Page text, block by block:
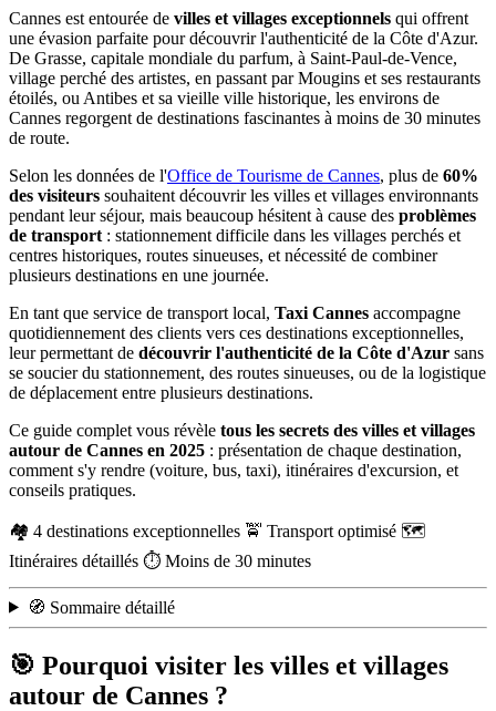
Cannes est entourée de villes et villages exceptionnels qui offrent
une évasion parfaite pour découvrir l'authenticité de la Côte d'Azur.
De Grasse, capitale mondiale du parfum, à Saint-Paul-de-Vence,
village perché des artistes, en passant par Mougins et ses restaurants
étoilés, ou Antibes et sa vieille ville historique, les environs de
Cannes regorgent de destinations fascinantes à moins de 30 minutes
de route.
Selon les données de l'Office de Tourisme de Cannes, plus de 60%
des visiteurs souhaitent découvrir les villes et villages environnants
pendant leur séjour, mais beaucoup hésitent à cause des problèmes
de transport : stationnement difficile dans les villages perchés et
centres historiques, routes sinueuses, et nécessité de combiner
plusieurs destinations en une journée.
En tant que service de transport local, Taxi Cannes accompagne
quotidiennement des clients vers ces destinations exceptionnelles,
leur permettant de découvrir l'authenticité de la Côte d'Azur sans
se soucier du stationnement, des routes sinueuses, ou de la logistique
de déplacement entre plusieurs destinations.
Ce guide complet vous révèle tous les secrets des villes et villages
autour de Cannes en 2025 : présentation de chaque destination,
comment s'y rendre (voiture, bus, taxi), itinéraires d'excursion, et
conseils pratiques.
🏘️ 4 destinations exceptionnelles 🚖 Transport optimisé 🗺️
Itinéraires détaillés ⏱️ Moins de 30 minutes
🧭 Sommaire détaillé
🎯 Pourquoi visiter les villes et villages
autour de Cannes ?